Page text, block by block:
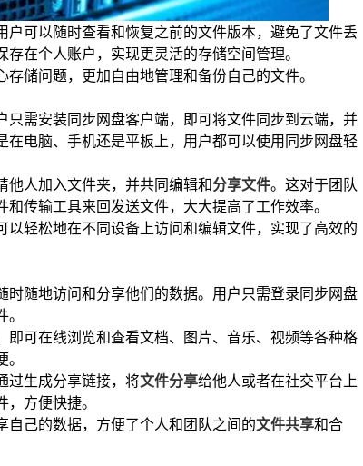
可以随时查看和恢复之前的文件版本，避免了文件丢
存在个人账户，实现更灵活的存储空间管理。
储问题，更加自由地管理和备份自己的文件。
需安装同步网盘客户端，即可将文件同步到云端，并
电脑、手机还是平板上，用户都可以使用同步网盘轻
他人加入文件夹，并共同编辑和分享文件。这对于团队
传输工具来回发送文件，大大提高了工作效率。
轻松地在不同设备上访问和编辑文件，实现了高效的
随地访问和分享他们的数据。用户只需登录同步网盘
可在线浏览和查看文档、图片、音乐、视频等各种格
过生成分享链接，将文件分享给他人或者在社交平台上
方便快捷。
己的数据，方便了个人和团队之间的文件共享和合